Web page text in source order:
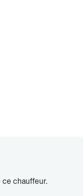
chauffeur.